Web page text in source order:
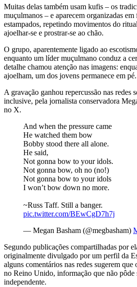
Muitas delas também usam kufis – os
muçulmanos – e aparecem organizadas em
estampados, repetindo movimentos do
ajoelhar-se e prostrar-se ao chão.
O grupo, aparentemente ligado ao
enquanto um líder muçulmano conduz a
detalhe chamou atenção nas imagens:
ajoelham, um dos jovens permanece em pé.
A gravação ganhou repercussão nas redes
inclusive, pela jornalista conservadora
no X.
And when the pressure came
He watched them bow
Bobby stood there all alone.
He said,
Not gonna bow to your idols.
Not gonna bow, oh no (no!)
Not gonna bow to your idols
I won’t bow down no more.
~Russ Taff. Still a banger.
pic.twitter.com/BEwCgD7h7j
— Megan Basham (@megbasham)
Segundo publicações compartilhadas por
originalmente divulgado por um perfil da
alguns comentários nas redes sugerem
no Reino Unido, informação que não pôde
independente.